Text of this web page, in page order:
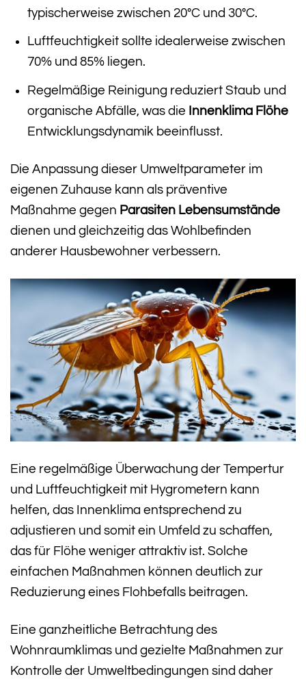
typischerweise zwischen 20°C und 30°C.
Luftfeuchtigkeit sollte idealerweise zwischen
70% und 85% liegen.
Regelmäßige Reinigung reduziert Staub und
organische Abfälle, was die Innenklima Flöhe
Entwicklungsdynamik beeinflusst.
Die Anpassung dieser Umweltparameter im
eigenen Zuhause kann als präventive
Maßnahme gegen Parasiten Lebensumstände
dienen und gleichzeitig das Wohlbefinden
anderer Hausbewohner verbessern.
Eine regelmäßige Überwachung der Tempertur
und Luftfeuchtigkeit mit Hygrometern kann
helfen, das Innenklima entsprechend zu
adjustieren und somit ein Umfeld zu schaffen,
das für Flöhe weniger attraktiv ist. Solche
einfachen Maßnahmen können deutlich zur
Reduzierung eines Flohbefalls beitragen.
Eine ganzheitliche Betrachtung des
Wohnraumklimas und gezielte Maßnahmen zur
Kontrolle der Umweltbedingungen sind daher